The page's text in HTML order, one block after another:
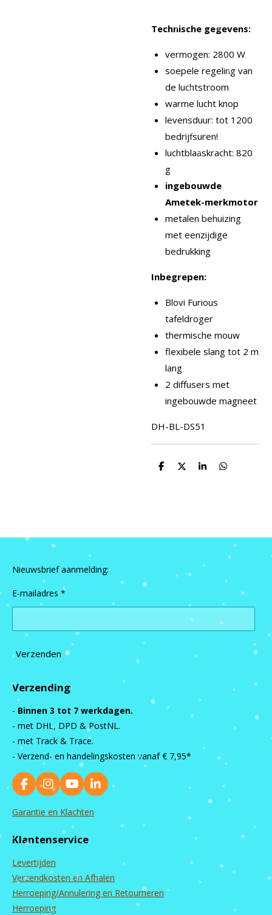
Technische gegevens:
vermogen: 2800 W
soepele regeling van
de luchtstroom
warme lucht knop
levensduur: tot 1200
bedrijfsuren!
luchtblaaskracht: 820
g
ingebouwde
Ametek-merkmotor
metalen behuizing
met eenzijdige
bedrukking
Inbegrepen:
Blovi Furious
tafeldroger
thermische mouw
flexibele slang tot 2 m
lang
2 diffusers met
ingebouwde magneet
DH-BL-DS51
D
D
S
D
Nieuwsbrief aanmelding:
E-mailadres *
Verzenden
Verzending
- Binnen 3 tot 7 werkdagen.
- met DHL, DPD & PostNL.
- met Track & Trace.
- Verzend- en handelingskosten vanaf € 7,95*
F
a
c
o
k
I
n
s
g
a
m
Y
o
u
b
L
i
Garantie en Klachten
Klantenservice
Levertijden
Verzendkosten en Afhalen
Herroeping/Annulering en Retourneren
Herroeping